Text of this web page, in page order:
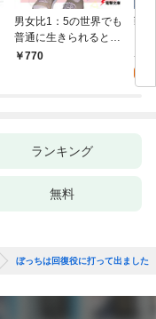
男女比1：5の世界でも
普通に生きられると思
った？ ～激重感情な
770
戦
活
特
ランキング
無料
ぼっちは回復役に打って出まし